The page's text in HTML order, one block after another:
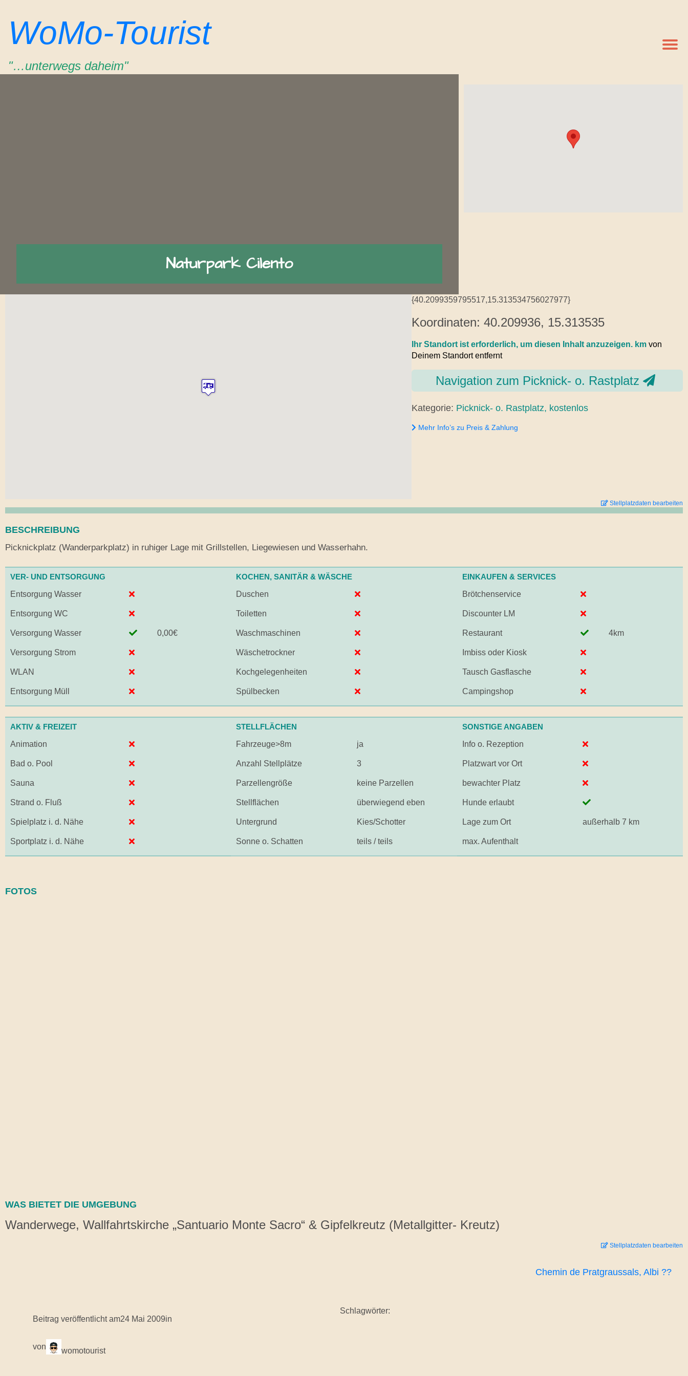
Inhalt
springen
WoMo-Tourist
"…unterwegs daheim"
Naturpark Cilento
{40.2099359795517,15.313534756027977}
Koordinaten: 40.209936, 15.313535
Ihr Standort ist erforderlich, um diesen Inhalt anzuzeigen. km von
Deinem Standort entfernt
Navigation zum Picknick- o. Rastplatz
Kategorie: Picknick- o. Rastplatz, kostenlos
Mehr Info’s zu Preis & Zahlung
Stellplatzdaten bearbeiten
BESCHREIBUNG
Picknickplatz (Wanderparkplatz) in ruhiger Lage mit Grillstellen, Liegewiesen und Wasserhahn.
VER- UND ENTSORGUNG
Entsorgung Wasser
Entsorgung WC
Versorgung Wasser 0,00€
Versorgung Strom
WLAN
Entsorgung Müll
KOCHEN, SANITÄR & WÄSCHE
Duschen
Toiletten
Waschmaschinen
Wäschetrockner
Kochgelegenheiten
Spülbecken
EINKAUFEN & SERVICES
Brötchenservice
Discounter LM
Restaurant 4km
Imbiss oder Kiosk
Tausch Gasflasche
Campingshop
AKTIV & FREIZEIT
Animation
Bad o. Pool
Sauna
Strand o. Fluß
Spielplatz i. d. Nähe
Sportplatz i. d. Nähe
STELLFLÄCHEN
Fahrzeuge>8m
ja
Anzahl Stellplätze 3
Parzellengröße keine Parzellen
Stellflächen überwiegend eben
Untergrund Kies/Schotter
Sonne o. Schatten teils / teils
SONSTIGE ANGABEN
Info o. Rezeption
Platzwart vor Ort
bewachter Platz
Hunde erlaubt
Lage zum Ort außerhalb 7 km
max. Aufenthalt
FOTOS
WAS BIETET DIE UMGEBUNG
Wanderwege, Wallfahrtskirche „Santuario Monte Sacro“ & Gipfelkreutz (Metallgitter- Kreutz)
Stellplatzdaten bearbeiten
Chemin de Pratgraussals, Albi ??
Beitrag veröffentlicht am24 Mai 2009in
von womotourist
Schlagwörter: